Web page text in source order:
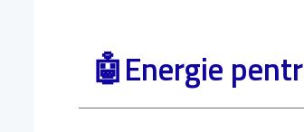
🤖Energie